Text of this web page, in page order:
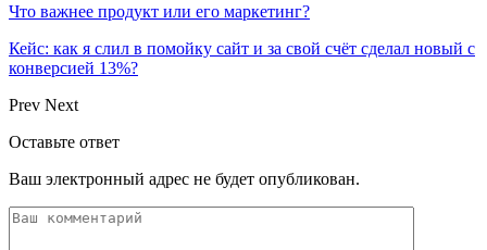
Что важнее продукт или его маркетинг?
Кейс: как я слил в помойку сайт и за свой счёт сделал новый с
конверсией 13%?
Prev Next
Оставьте ответ
Ваш электронный адрес не будет опубликован.